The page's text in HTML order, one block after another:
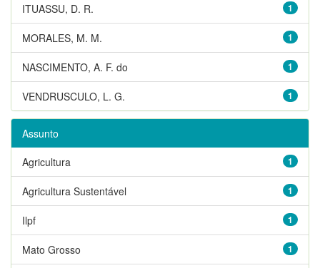
1
ITUASSU, D. R.
1
MORALES, M. M.
1
NASCIMENTO, A. F. do
1
VENDRUSCULO, L. G.
Assunto
1
Agricultura
1
Agricultura Sustentável
1
Ilpf
1
Mato Grosso